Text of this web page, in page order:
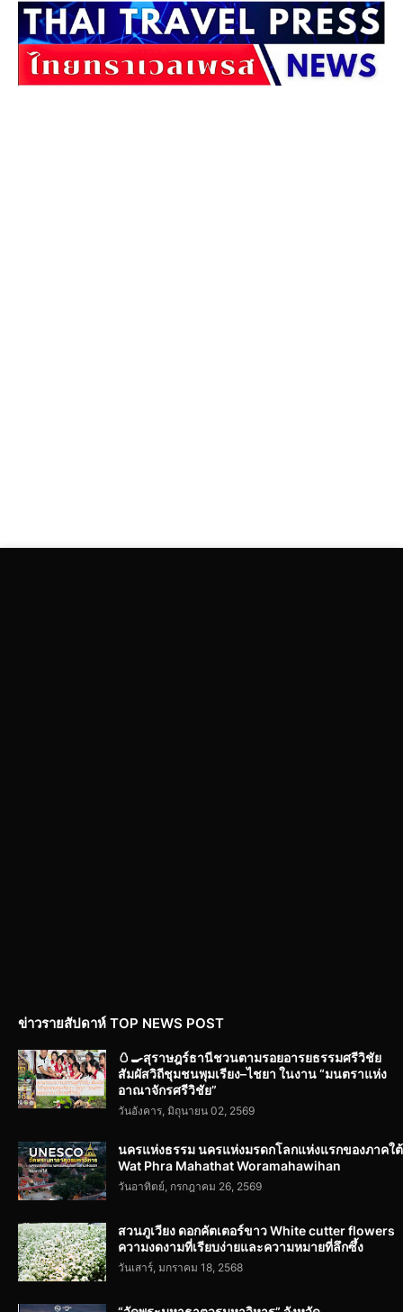
ข่าวรายสัปดาห์ TOP NEWS POST
🥚🍳สุราษฎร์ธานีชวนตามรอยอารยธรรมศรีวิชัย
สัมผัสวิถีชุมชนพุมเรียง–ไชยา ในงาน “มนตราแห่ง
อาณาจักรศรีวิชัย”
วันอังคาร, มิถุนายน 02, 2569
นครแห่งธรรม นครแห่งมรดกโลกแห่งแรกของภาคใต้
Wat Phra Mahathat Woramahawihan
วันอาทิตย์, กรกฎาคม 26, 2569
สวนภูเวียง ดอกคัตเตอร์ขาว White cutter flowers
ความงดงามที่เรียบง่ายและความหมายที่ลึกซึ้ง
วันเสาร์, มกราคม 18, 2568